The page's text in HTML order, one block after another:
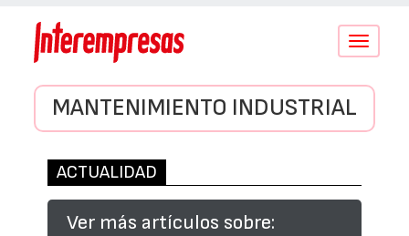
Conmutar
MANTENIMIENTO INDUSTRIAL
ACTUALIDAD
Ver más artículos sobre: